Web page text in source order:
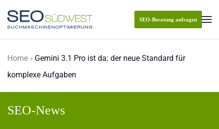
Skip to main content
SEO-Beratung anfragen
Home
Gemini 3.1 Pro ist da: der neue Standard für
komplexe Aufgaben
SEO-News